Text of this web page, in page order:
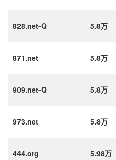
828.net-Q 5.8万
871.net 5.8万
909.net-Q 5.8万
973.net 5.8万
444.org 5.98万